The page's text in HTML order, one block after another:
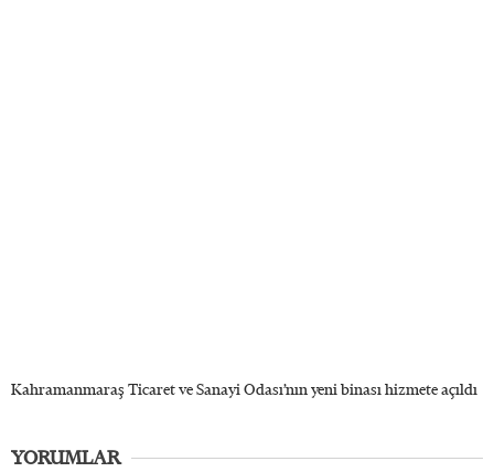
Kahramanmaraş Ticaret ve Sanayi Odası’nın yeni binası hizmete açıldı
YORUMLAR